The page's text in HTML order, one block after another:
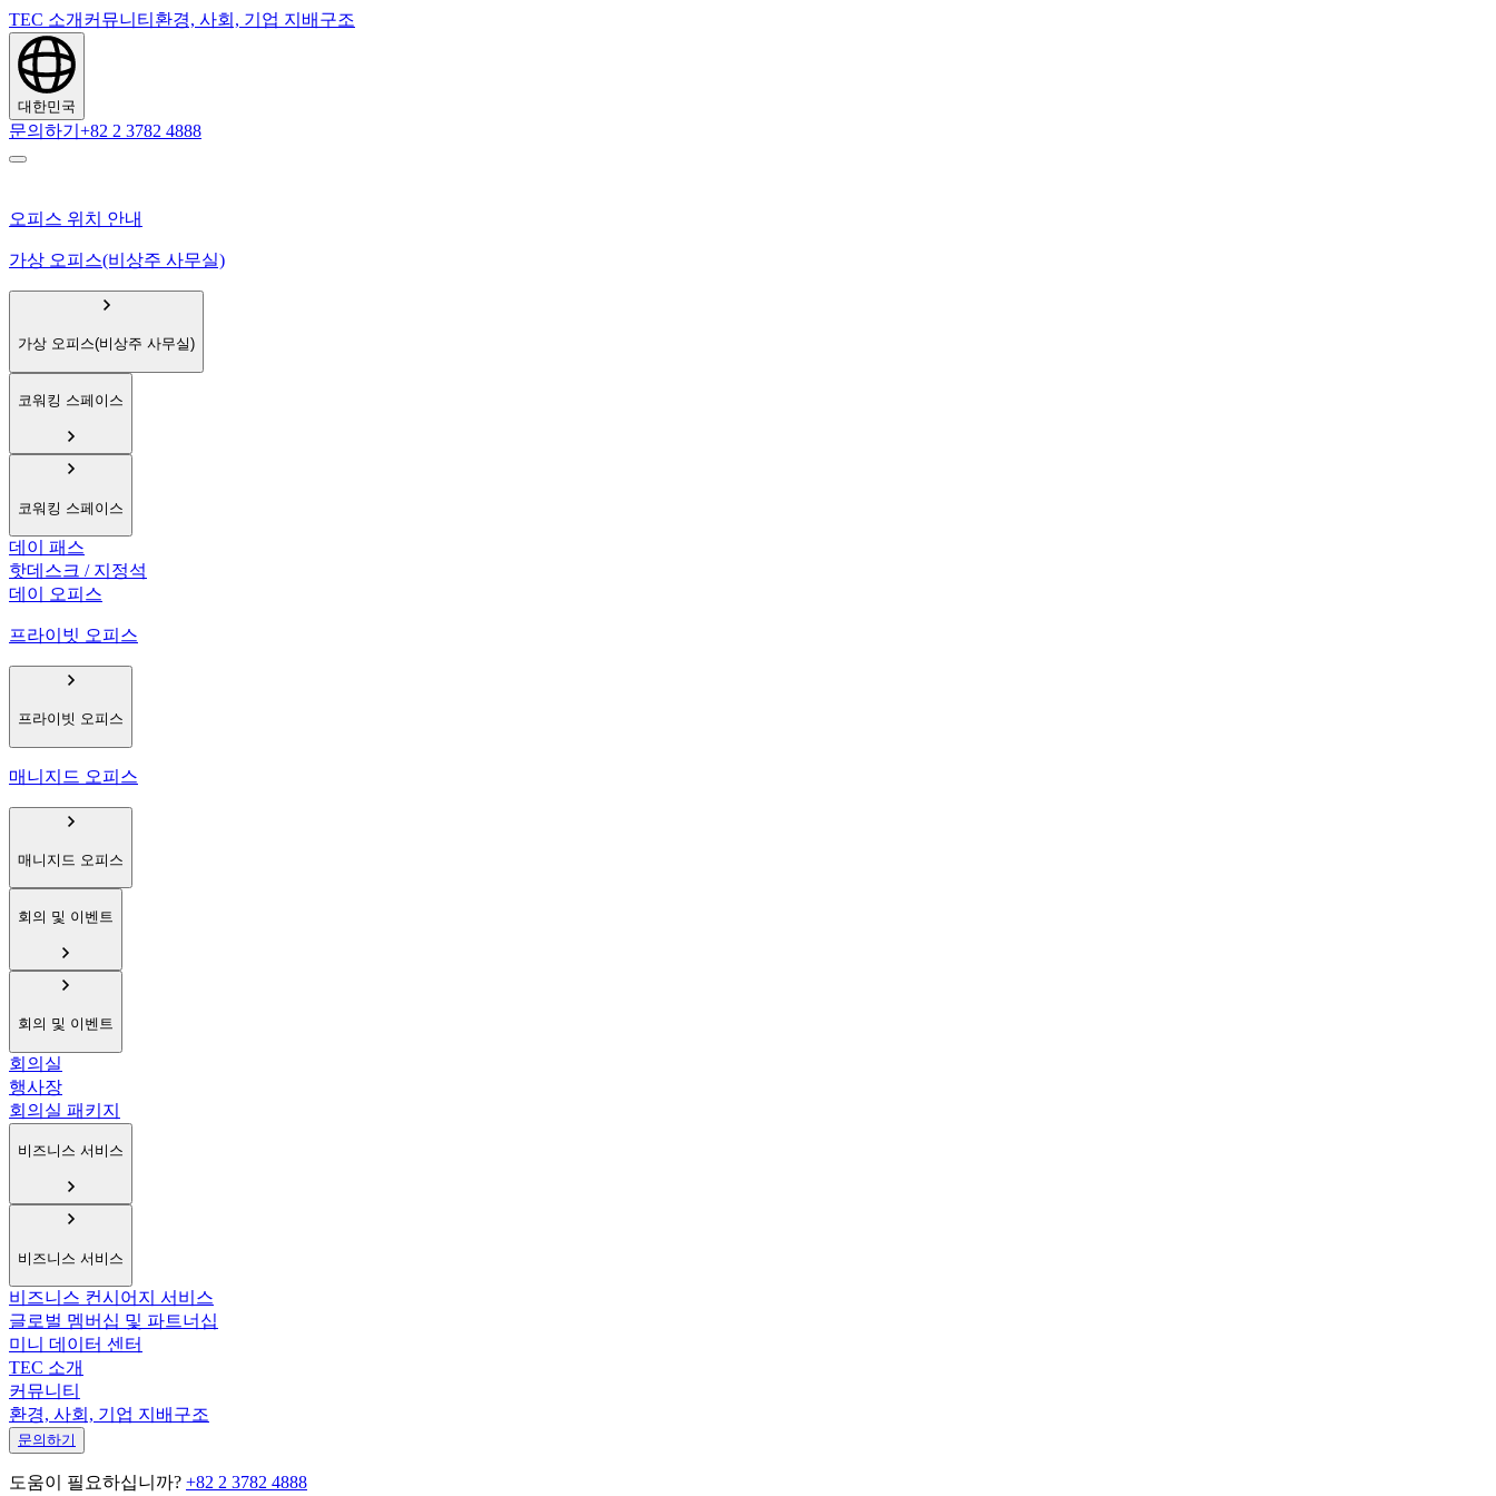
TEC 소개 커뮤니티 환경, 사회, 기업 지배구조
대한민국
문의하기 +82 2 3782 4888
오피스 위치 안내
가상 오피스(비상주 사무실)
가상 오피스(비상주 사무실)
코워킹 스페이스
코워킹 스페이스
데이 패스
핫데스크 / 지정석
데이 오피스
프라이빗 오피스
프라이빗 오피스
매니지드 오피스
매니지드 오피스
회의 및 이벤트
회의 및 이벤트
회의실
행사장
회의실 패키지
비즈니스 서비스
비즈니스 서비스
비즈니스 컨시어지 서비스
글로벌 멤버십 및 파트너십
미니 데이터 센터
TEC 소개
커뮤니티
환경, 사회, 기업 지배구조
문의하기
도움이 필요하십니까? +82 2 3782 4888